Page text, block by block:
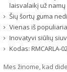
laisvalaikį už namų
Šių šortų guma
Vienas iš
Inovatyvi siūlių
Kodas: RMCARLA-
Mes žinome, kad